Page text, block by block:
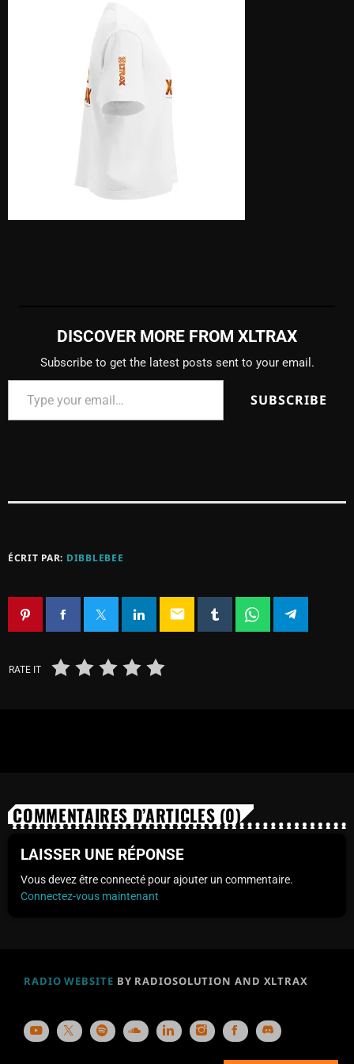
DISCOVER MORE FROM XLTRAX
Subscribe to get the latest posts sent to your email.
SUBSCRIBE
ÉCRIT PAR: DIBBLEBEE
email
RATE IT
COMMENTAIRES D’ARTICLES (0)
LAISSER UNE RÉPONSE
Vous devez être connecté pour ajouter un commentaire.
Connectez-vous maintenant
RADIO WEBSITE BY RADIOSOLUTION AND XLTRAX